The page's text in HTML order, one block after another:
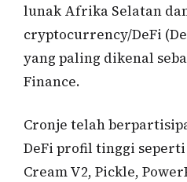
lunak Afrika Selatan
cryptocurrency/DeFi
yang paling dikenal
Finance.
Cronje telah
DeFi profil tinggi
Cream V2, Pickle,